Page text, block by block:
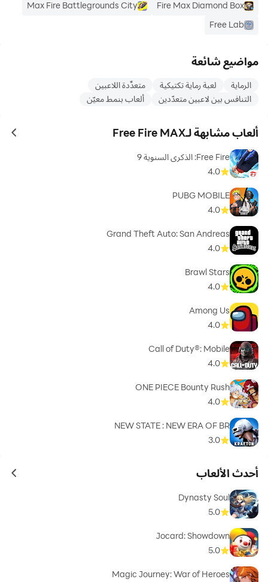
Fire Max Diamond Box
Max Fire Battlegrounds City
Free Lab
مواضيع شائعة
الرماية لعبة رماية تكتيكية
متعدِّدة اللاعبين
التنافس بين لاعبين متعدّدين
ألعاب بنمط معيّن
ألعاب مشابهة لـFree Fire MAX
Free Fire: الذكرى السنوية 9
4.0
PUBG MOBILE
4.0
Grand Theft Auto: San Andreas
4.0
Brawl Stars
4.0
Among Us
4.0
Call of Duty®: Mobile
4.0
ONE PIECE Bounty Rush
4.0
NEW STATE : NEW ERA OF BR
3.0
أحدث الألعاب
Dynasty Soul
5.0
Jocard: Showdown
5.0
Magic Journey: War of Heroes